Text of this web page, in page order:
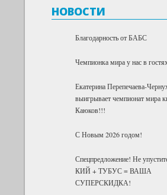
НОВОСТИ
Благодарность от БАБС
Чемпионка мира у нас в
Екатерина Перепечаева-
выигрывает чемпионат мира
Каюков!!!
С Новым 2026 годом!
Спецпредложение! Не
КИЙ + ТУБУС = ВАША
СУПЕРСКИДКА!